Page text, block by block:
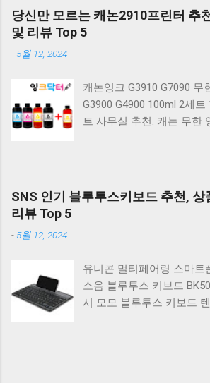
키보드 G803000S TKL
계식 키보드 4종 축 선택 저
베이지 K517 Retro. COX
RGB 게이밍 기계식 키보드
일반형. 체리키보드 XTRFY
COX 기계식 게이밍 키보
CK01 TKL 텐키리스 기계
하실 때, 추가 할인 혜택을
정이 많이 어려우시죠? 특
상품을 고를 때는 더 고민
니다. 다양한 상품들을 상
당신만 모르는 캐논2910프린터 추
및 리뷰 Top 5
- 5월 12, 2024
캐논잉크 G3910 G7090 무
G3900 G4900 100ml 2세
트 사무실 추천. 캐논 무한
논 PIXMA G2910 잉크포
러 잉크젯복합기 가정용프
캐논 G시리즈 프린터 정품
G1900 G2900 G3900
G4902 G4910 G4911 리필
500ml 4색세트. 캐논 빌트
G2910 정품잉크 포함충전
잉크 4색세트 G3910
SNS 인기 블루투스키보드 추천, 상
리뷰 Top 5
- 5월 12, 2024
유니콘 멀티페어링 스마트
소음 블루투스 키보드
시 모모 블루투스 키보드 텐
K380S. 로지텍 무선키보